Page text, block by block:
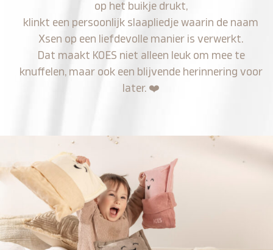
op het buikje drukt,
klinkt een persoonlijk slaapliedje waarin de naam
Xsen op een liefdevolle manier is verwerkt.
Dat maakt KOES niet alleen leuk om mee te
knuffelen, maar ook een blijvende herinnering voor
later. ❤️